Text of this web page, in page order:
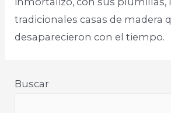
tradicionales casas de madera
desaparecieron con el tiempo.​
Buscar